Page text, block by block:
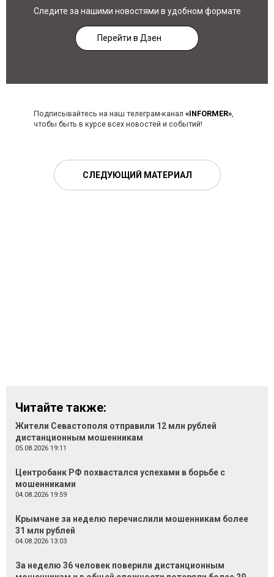
Следите за нашими новостями в удобном формате
Перейти в Дзен
Подписывайтесь на наш телеграм-канал «INFORMER»,
чтобы быть в курсе всех новостей и событий!
СЛЕДУЮЩИЙ МАТЕРИАЛ
Читайте также:
Жители Севастополя отправили 12 млн рублей
дистанционным мошенникам
05.08.2026 19:11
Центробанк РФ похвастался успехами в борьбе с
мошенниками
04.08.2026 19:59
Крымчане за неделю перечислили мошенникам более
31 млн рублей
04.08.2026 13:03
За неделю 36 человек поверили дистанционным